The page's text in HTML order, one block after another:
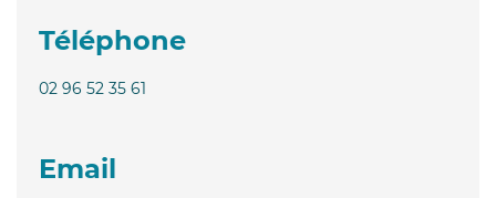
Téléphone
02 96 52 35 61
Email